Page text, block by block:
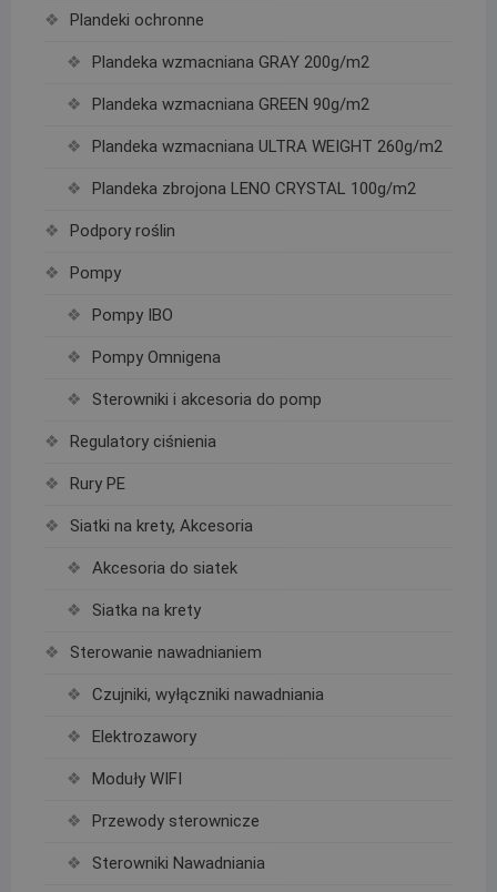
Plandeki ochronne
Plandeka wzmacniana GRAY 200g/m2
Plandeka wzmacniana GREEN 90g/m2
Plandeka wzmacniana ULTRA WEIGHT 260g/m2
Plandeka zbrojona LENO CRYSTAL 100g/m2
Podpory roślin
Pompy
Pompy IBO
Pompy Omnigena
Sterowniki i akcesoria do pomp
Regulatory ciśnienia
Rury PE
Siatki na krety, Akcesoria
Akcesoria do siatek
Siatka na krety
Sterowanie nawadnianiem
Czujniki, wyłączniki nawadniania
Elektrozawory
Moduły WIFI
Przewody sterownicze
Sterowniki Nawadniania